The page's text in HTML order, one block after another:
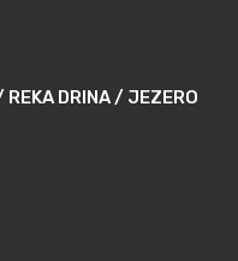
DRINA / JEZERO